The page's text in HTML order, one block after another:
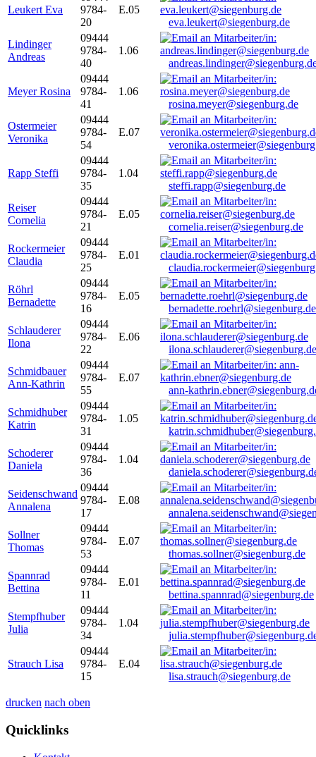
Leukert Eva
9784-
20
E.05
eva.leukert@siegenburg.de
Lindinger
Andreas
09444
9784-
40
1.06
Meyer Rosina
09444
9784-
41
1.06
rosina.meyer@siegenburg.de
Ostermeier
Veronika
09444
9784-
54
E.07
Rapp Steffi
09444
9784-
35
1.04
steffi.rapp@siegenburg.de
Reiser
Cornelia
09444
9784-
21
E.05
cornelia.reiser@siegenburg.de
Rockermeier
Claudia
09444
9784-
25
E.01
Röhrl
Bernadette
09444
9784-
16
E.05
bernadette.roehrl@siegenburg.de
Schlauderer
Ilona
09444
9784-
22
E.06
ilona.schlauderer@siegenburg.de
Schmidbauer
Ann-Kathrin
09444
9784-
55
E.07
ann-
Schmidhuber
Katrin
09444
9784-
31
1.05
Schoderer
Daniela
09444
9784-
36
1.04
Seidenschwand
Annalena
09444
9784-
17
E.08
Sollner
Thomas
09444
9784-
53
E.07
thomas.sollner@siegenburg.de
Spannrad
Bettina
09444
9784-
11
E.01
bettina.spannrad@siegenburg.de
Stempfhuber
Julia
09444
9784-
34
1.04
Strauch Lisa
09444
9784-
15
E.04
lisa.strauch@siegenburg.de
drucken nach oben
Quicklinks